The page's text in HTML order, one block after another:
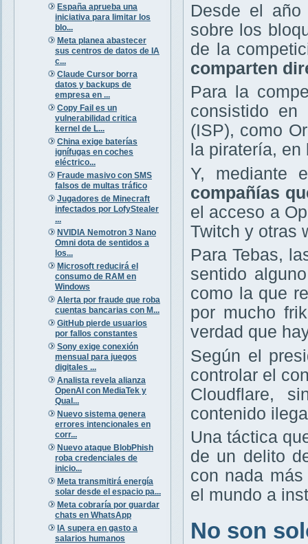
España aprueba una
iniciativa para limitar los
blo...
Meta planea abastecer
sus centros de datos de IA
c...
Claude Cursor borra
datos y backups de
empresa en ...
Copy Fail es un
vulnerabilidad critica
kernel de L...
China exige baterías
ignífugas en coches
eléctrico...
Fraude masivo con SMS
falsos de multas tráfico
Jugadores de Minecraft
infectados por LofyStealer
...
NVIDIA Nemotron 3 Nano
Omni dota de sentidos a
los...
Microsoft reducirá el
consumo de RAM en
Windows
Alerta por fraude que roba
cuentas bancarias con M...
GitHub pierde usuarios
por fallos constantes
Sony exige conexión
mensual para juegos
digitales ...
Analista revela alianza
OpenAI con MediaTek y
Qual...
Nuevo sistema genera
errores intencionales en
corr...
Nuevo ataque BlobPhish
roba credenciales de
inicio...
Meta transmitirá energía
solar desde el espacio pa...
Meta cobraría por guardar
chats en WhatsApp
IA supera en gasto a
salarios humanos
Desde el
sobre los
de la
comparten
Para la
consistido en
(ISP), como
la piratería,
Y, mediante
compañías
el acceso a
Twitch y otras
Para Tebas,
sentido
como la que
por mucho
verdad que
Según el
controlar el
Cloudflare,
contenido
Una táctica
de un delito
con nada
el mundo a
No son